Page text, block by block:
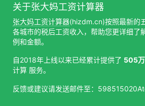
关于张大妈工资计算器
张大妈工资计算器(hizdm.cn)按照最新的
各城市的税后工资收入，帮助您更详细了
例和金额。
自2018年上线以来已经累计提供了 505
计算 服务。
反馈或建议请发送邮件至：